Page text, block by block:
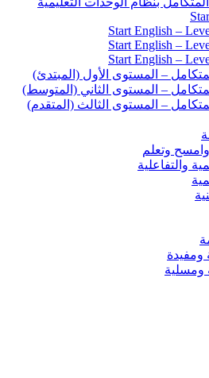
Start English –
Start English –
Start English –
– المستوى الأول (المبتدئ)
– المستوى الثاني (المتوسط)
– المستوى الثالث (المتقدم)
وتعلم
والتفاعلية
ومسلية